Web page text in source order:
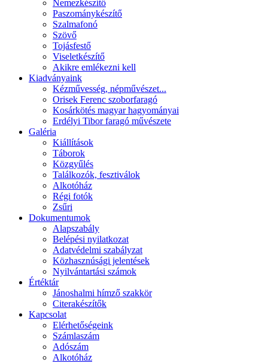
Nemezkészítő
Paszománykészítő
Szalmafonó
Szövő
Tojásfestő
Viseletkészítő
Akikre emlékezni kell
Kiadványaink
Kézművesség, népművészet...
Orisek Ferenc szoborfaragó
Kosárkötés magyar hagyományai
Erdélyi Tibor faragó művészete
Galéria
Kiállítások
Táborok
Közgyűlés
Találkozók, fesztiválok
Alkotóház
Régi fotók
Zsűri
Dokumentumok
Alapszabály
Belépési nyilatkozat
Adatvédelmi szabályzat
Közhasznúsági jelentések
Nyilvántartási számok
Értéktár
Jánoshalmi hímző szakkör
Citerakészítők
Kapcsolat
Elérhetőségeink
Számlaszám
Adószám
Alkotóház